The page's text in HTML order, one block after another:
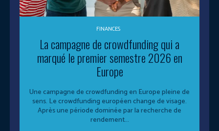
FINANCES
La campagne de crowdfunding qui a
marqué le premier semestre 2026 en
Europe
Une campagne de crowdfunding en Europe pleine de
sens. Le crowdfunding européen change de visage.
Après une période dominée par la recherche de
rendement...